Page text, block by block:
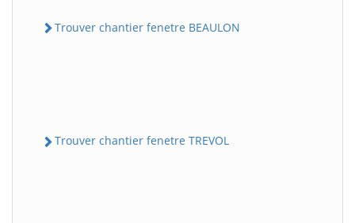
Trouver chantier fenetre BEAULON
Trouver chantier fenetre TREVOL